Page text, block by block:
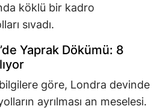
köklü bir kadro
sıvadı.
Yaprak Dökümü: 8
göre, Londra devinde
ayrılması an meselesi.